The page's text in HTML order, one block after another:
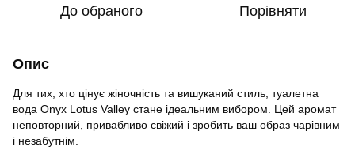
До обраного Порівняти
Опис
Для тих, хто цінує жіночність та вишуканий стиль, туалетна
вода Onyx Lotus Valley стане ідеальним вибором. Цей аромат
неповторний, привабливо свіжий і зробить ваш образ чарівним
і незабутнім.